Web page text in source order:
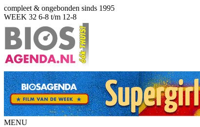
compleet & ongebonden sinds 1995
WEEK 32 6-8 t/m 12-8
MENU